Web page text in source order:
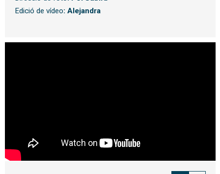
Edició de vídeo: Alejandra